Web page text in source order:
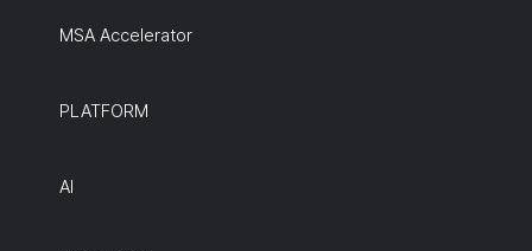
MSA Accelerator
PLATFORM
AI